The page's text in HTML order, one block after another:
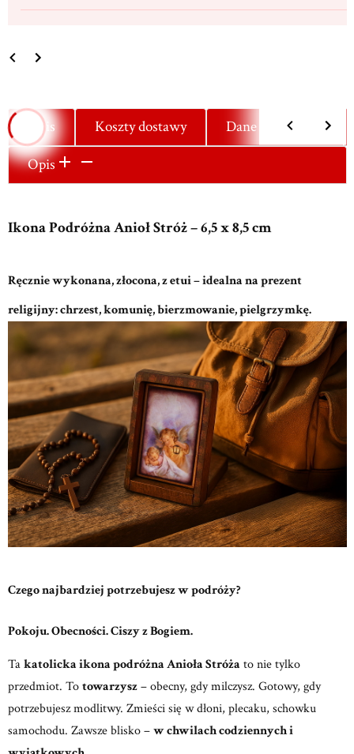
Opis Koszty dostawy
Dane techniczne
Opis
Ikona Podróżna Anioł Stróż – 6,5 x 8,5 cm
Ręcznie wykonana, złocona, z etui – idealna na prezent
religijny: chrzest, komunię, bierzmowanie, pielgrzymkę.
Czego najbardziej potrzebujesz w podróży?
Pokoju. Obecności. Ciszy z Bogiem.
Ta katolicka ikona podróżna Anioła Stróża to nie tylko
przedmiot. To towarzysz – obecny, gdy milczysz. Gotowy, gdy
potrzebujesz modlitwy. Zmieści się w dłoni, plecaku, schowku
samochodu. Zawsze blisko – w chwilach codziennych i